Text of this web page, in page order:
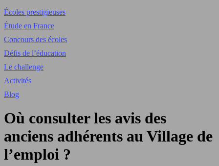
Écoles prestigieuses
Étude en France
Concours des écoles
Défis de l’éducation
Le challenge
Activités
Blog
Où consulter les avis des
anciens adhérents au Village de
l’emploi ?